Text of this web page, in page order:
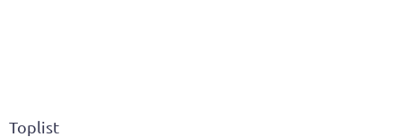
Toplist